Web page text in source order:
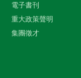
電子書刊
重大政策聲明
集團徵才